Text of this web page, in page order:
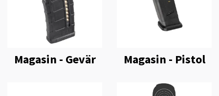
Magasin - Gevär Magasin - Pistol